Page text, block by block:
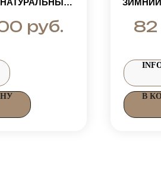
ДО -30-35
руб.
В